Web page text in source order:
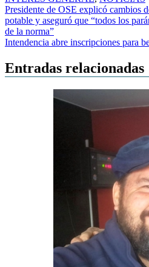
Navegación
de
entradas
Presidente de OSE explicó cambios
potable y aseguró que “todos los
de la norma”
Intendencia abre inscripciones para
Entradas relacionadas